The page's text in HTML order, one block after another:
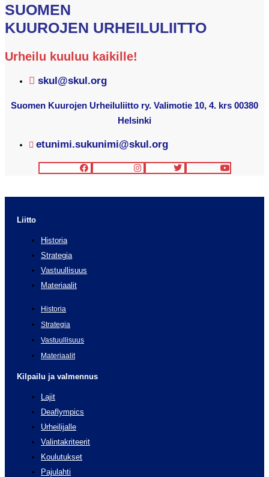
SUOMEN
KUUROJEN URHEILULIITTO
Urheilu kuuluu kaikille!
skul@skul.org
Suomen Kuurojen Urheiluliitto ry. Valimotie 10, 4. krs 00380
Helsinki
etunimi.sukunimi@skul.org
Liitto
Historia
Strategia
Vastuullisuus
Materiaalit
Historia
Strategia
Vastuullisuus
Materiaalit
Kilpailu ja valmennus
Lajit
Deaflympics
Urheilijalle
Valintakriteerit
Koulutukset
Pajulahti